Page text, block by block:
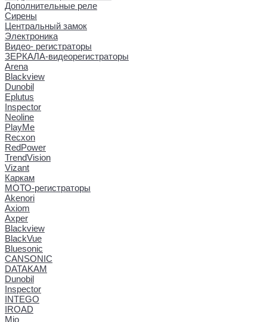
Дополнительные реле
Сирены
Центральный замок
Электроника
Видео- регистраторы
ЗЕРКАЛА-видеорегистраторы
Arena
Blackview
Dunobil
Eplutus
Inspector
Neoline
PlayMe
Recxon
RedPower
TrendVision
Vizant
Каркам
МОТО-регистраторы
Akenori
Axiom
Axper
Blackview
BlackVue
Bluesonic
CANSONIC
DATAKAM
Dunobil
Inspector
INTEGO
IROAD
Mio